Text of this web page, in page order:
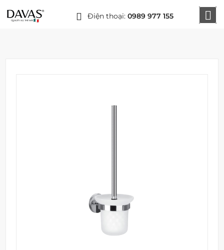
Điện thoại: 0989 977 155